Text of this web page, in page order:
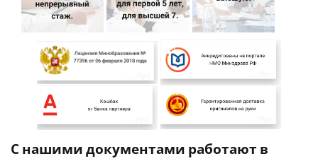
С нашими документами работают в